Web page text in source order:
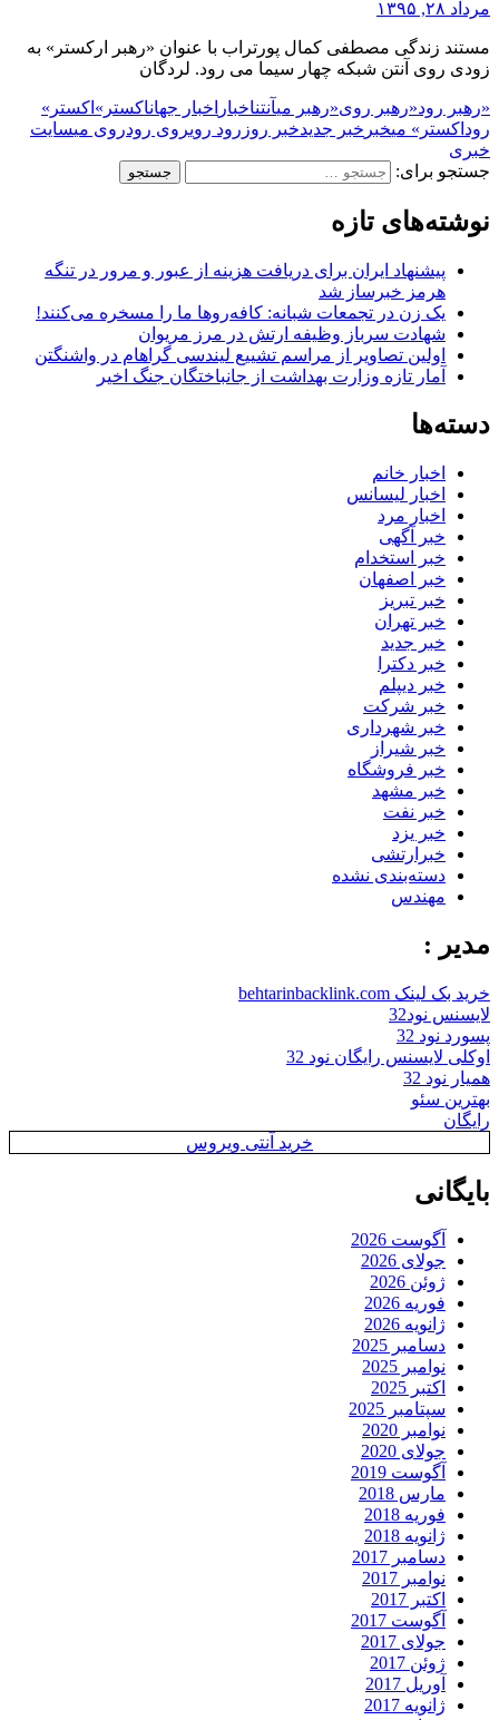
مرداد ۲۸, ۱۳۹۵
مستند زندگی مصطفی کمال پورتراب با عنوان «رهبر ارکستر» به
زودی روی آنتن شبکه چهار سیما می رود. لردگان
«رهبر رود«رهبر روی«رهبر میآنتناخبار اخبار جهاناکستر» اکستر»
رود اکستر» میخبر خبر جدیدخبر روز رود رویروی رودروی میسایت
خبری
جستجو برای:
نوشته‌های تازه
پیشنهاد ایران برای دریافت هزینه از عبور و مرور در تنگه
هرمز خبرساز شد
یک زن در تجمعات شبانه: کافه‌روها ما را مسخره می‌کنند!
شهادت سرباز وظیفه ارتش در مرز مریوان
اولین تصاویر از مراسم تشییع لیندسی گراهام در واشنگتن
آمار تازه وزارت بهداشت از جانباختگان جنگ اخیر
دسته‌ها
اخبار خانم
اخبار لیسانس
اخبار مرد
خبر آگهی
خبر استخدام
خبر اصفهان
خبر تبریز
خبر تهران
خبر جدید
خبر دکترا
خبر دیپلم
خبر شرکت
خبر شهرداری
خبر شیراز
خبر فروشگاه
خبر مشهد
خبر نفت
خبر یزد
خبرارتشی
دسته‌بندی نشده
مهندس
مدیر :
خرید بک لینک behtarinbacklink.com
لایسنس نود32
پسورد نود 32
اوکلی لایسنس رایگان نود 32
همیار نود 32
بهترین سئو
رایگان
خرید آنتی ویروس
بایگانی
آگوست 2026
جولای 2026
ژوئن 2026
فوریه 2026
ژانویه 2026
دسامبر 2025
نوامبر 2025
اکتبر 2025
سپتامبر 2025
نوامبر 2020
جولای 2020
آگوست 2019
مارس 2018
فوریه 2018
ژانویه 2018
دسامبر 2017
نوامبر 2017
اکتبر 2017
آگوست 2017
جولای 2017
ژوئن 2017
آوریل 2017
ژانویه 2017